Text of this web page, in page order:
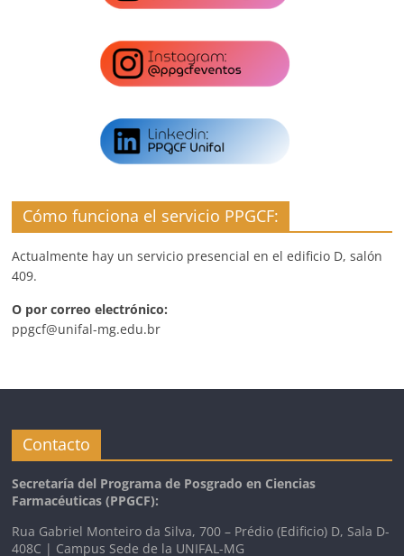
Cómo funciona el servicio PPGCF:
Actualmente hay un servicio presencial en el edificio D, salón
409.
O por correo electrónico:
ppgcf@unifal-mg.edu.br
Contacto
Secretaría del Programa de Posgrado en Ciencias
Farmacéuticas(PPGCF):
Rua Gabriel Monteiro da Silva, 700 – Prédio (Edificio) D, Sala D-
408C | Campus Sede de la UNIFAL-MG